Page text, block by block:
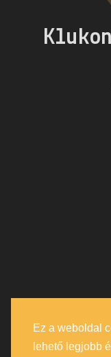
Ez a weboldal
lehető legjobb